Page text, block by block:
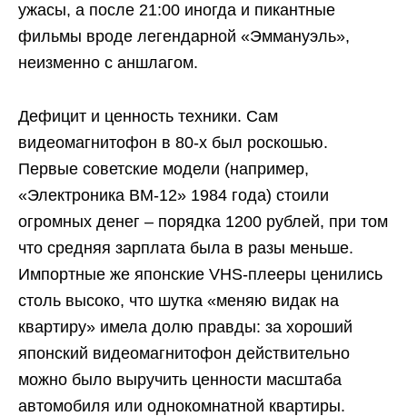
ужасы, а после 21:00 иногда и пикантные
фильмы вроде легендарной «Эммануэль»,
неизменно с аншлагом.
Дефицит и ценность техники. Сам
видеомагнитофон в 80-х был роскошью.
Первые советские модели (например,
«Электроника ВМ-12» 1984 года) стоили
огромных денег – порядка 1200 рублей, при том
что средняя зарплата была в разы меньше.
Импортные же японские VHS-плееры ценились
столь высоко, что шутка «меняю видак на
квартиру» имела долю правды: за хороший
японский видеомагнитофон действительно
можно было выручить ценности масштаба
автомобиля или однокомнатной квартиры.